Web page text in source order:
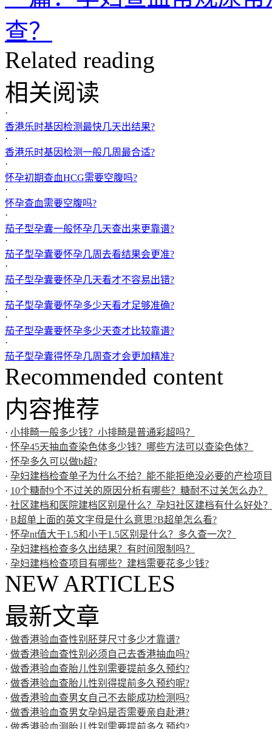
查？
Related reading
相关阅读
·
香港乐时基因检测最快几天出结果?
·
香港乐时基因检测一般几周最合适?
·
怀孕初期查血HCG需要空腹吗?
·
怀孕查血需要空腹吗?
·
茄子型孕囊一般怀孕几天查出来更靠谱?
·
茄子型孕囊要怀孕几周去看结果会更准?
·
茄子型孕囊要怀孕几天看才不容易出错?
·
茄子型孕囊要怀孕多少天看才足够准确?
·
茄子型孕囊要怀孕多少天查才比较靠谱?
·
茄子型孕囊得怀孕几周查才会更加精准?
Recommended content
内容推荐
· 小排畸一般多少钱？小排畸是普通彩超吗？
· 怀孕45天抽血查染色体多少钱？哪些方法可以查染色体？
· 怀孕多久可以做b超?
· 孕妇建档检查单子为什么不给？能不能拒绝没必要的产检项
· 10个糖耐9个不过关的原因分析有哪些？糖耐不过关怎么办？
· 社区建档和医院建档区别是什么？孕妇社区建档有什么好处？
· B超单上面的英文字母是什么意思?B超单怎么看?
· 怀孕nt值大于1.5和小于1.5区别是什么？多久查一次？
· 孕妇建档检查多久出结果？有时间限制吗？
· 孕妇建档检查项目有哪些？建档需要花多少钱?
NEW ARTICLES
最新文章
· 做香港验血查性别胚芽尺寸多少才靠谱?
· 做香港验血查性别必须自己去香港抽血吗?
· 做香港验血查胎儿性别需要提前多久预约?
· 做香港验血查胎儿性别得提前多久预约呢?
· 做香港验血查男女自己不去能成功检测吗?
· 做香港验血查男女孕妈是否需要亲自赴港?
· 做香港验血测胎儿性别需要提前多久预约?